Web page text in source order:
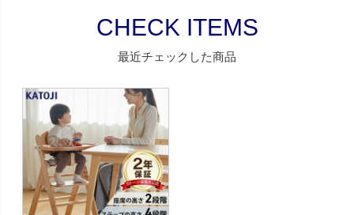
CHECK ITEMS
最近チェックした商品